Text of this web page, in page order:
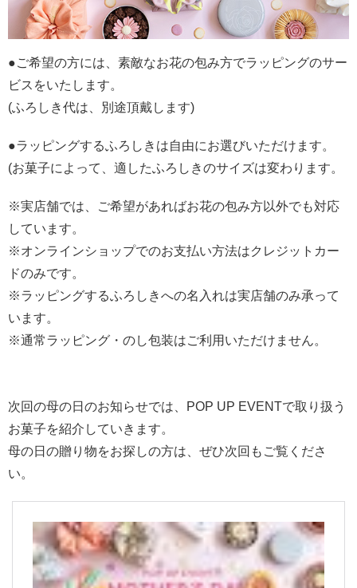
●ご希望の方には、素敵なお花の包み方でラッピングのサー
ビスをいたします。
(ふろしき代は、別途頂戴します)
●ラッピングするふろしきは自由にお選びいただけます。
(お菓子によって、適したふろしきのサイズは変わります。
※実店舗では、ご希望があればお花の包み方以外でも対応
しています。
※オンラインショップでのお支払い方法はクレジットカー
ドのみです。
※ラッピングするふろしきへの名入れは実店舗のみ承って
います。
※通常ラッピング・のし包装はご利用いただけません。
次回の母の日のお知らせでは、POP UP EVENTで取り扱う
お菓子を紹介していきます。
母の日の贈り物をお探しの方は、ぜひ次回もご覧くださ
い。